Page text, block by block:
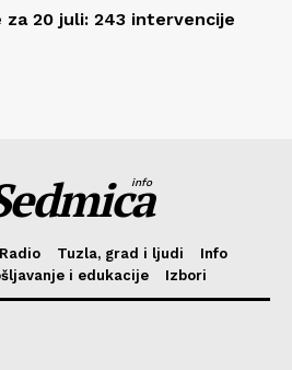
20 juli: 243 intervencije
info
Radio Tuzla, grad i ljudi
Info
i edukacije Izbori